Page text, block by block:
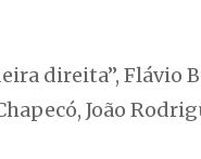
direita”, Flávio
João